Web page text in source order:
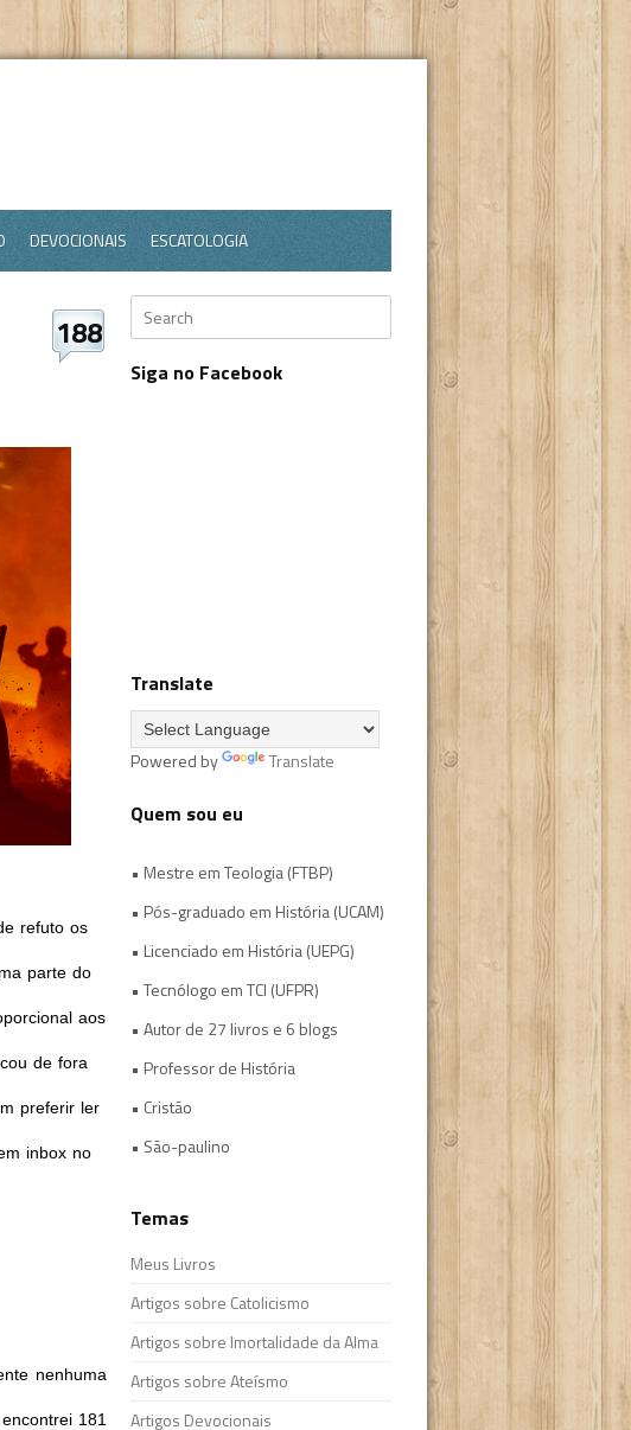
DEVOCIONAIS ESCATOLOGIA
188
refuto os
parte do
aos
de fora
preferir ler
inbox no
nenhuma
181
Search
Siga no Facebook
Translate
Powered by Translate
Quem sou eu
• Mestre em Teologia (FTBP)
• Pós-graduado em História (UCAM)
• Licenciado em História (UEPG)
• Tecnólogo em TCI (UFPR)
• Autor de 27 livros e 6 blogs
• Professor de História
• Cristão
• São-paulino
Temas
Meus Livros
Artigos sobre Catolicismo
Artigos sobre Imortalidade da Alma
Artigos sobre Ateísmo
Artigos Devocionais